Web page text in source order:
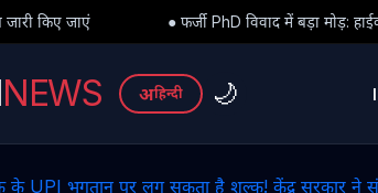
PhD विवाद में बड़ा मोड़: हाईकोर्ट से अंतरिम राहत के बाद 3
NEWS अहिन्दी 🌙